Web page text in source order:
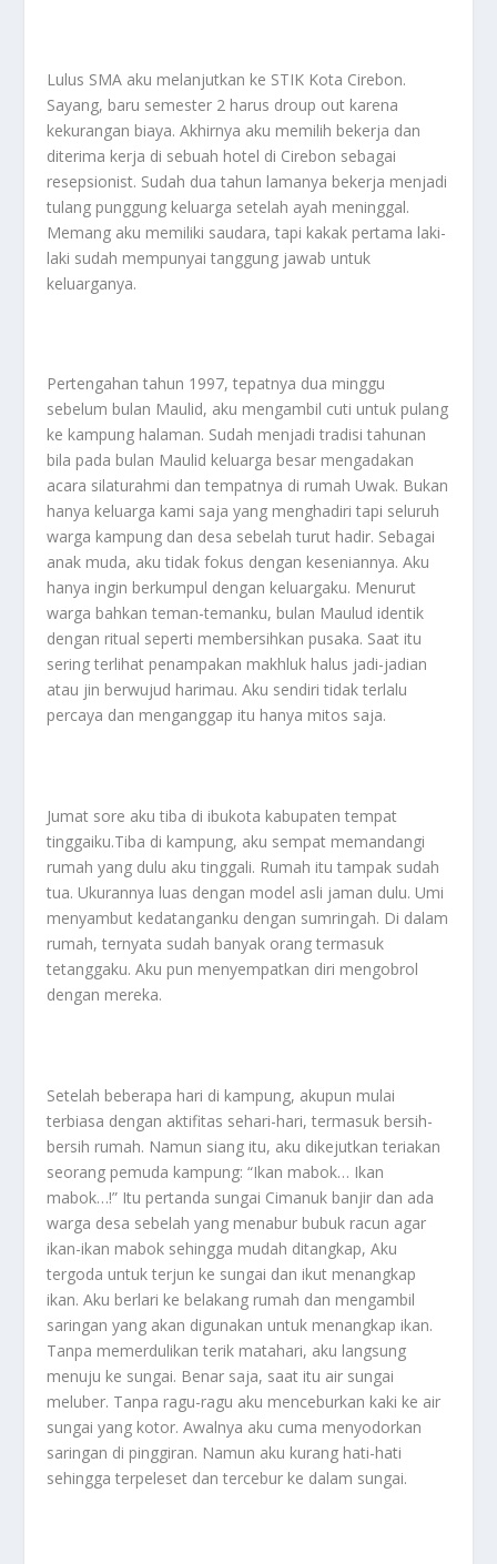
Lulus SMA aku melanjutkan ke STIK Kota Cirebon.
Sayang, baru semester 2 harus droup out karena
kekurangan biaya. Akhirnya aku memilih bekerja dan
diterima kerja di sebuah hotel di Cirebon sebagai
resepsionist. Sudah dua tahun lamanya bekerja menjadi
tulang punggung keluarga setelah ayah meninggal.
Memang aku memiliki saudara, tapi kakak pertama laki-
laki sudah mempunyai tanggung jawab untuk
keluarganya.
Pertengahan tahun 1997, tepatnya dua minggu
sebelum bulan Maulid, aku mengambil cuti untuk pulang
ke kampung halaman. Sudah menjadi tradisi tahunan
bila pada bulan Maulid keluarga besar mengadakan
acara silaturahmi dan tempatnya di rumah Uwak. Bukan
hanya keluarga kami saja yang menghadiri tapi seluruh
warga kampung dan desa sebelah turut hadir. Sebagai
anak muda, aku tidak fokus dengan keseniannya. Aku
hanya ingin berkumpul dengan keluargaku. Menurut
warga bahkan teman-temanku, bulan Maulud identik
dengan ritual seperti membersihkan pusaka. Saat itu
sering terlihat penampakan makhluk halus jadi-jadian
atau jin berwujud harimau. Aku sendiri tidak terlalu
percaya dan menganggap itu hanya mitos saja.
Jumat sore aku tiba di ibukota kabupaten tempat
tinggaiku.Tiba di kampung, aku sempat memandangi
rumah yang dulu aku tinggali. Rumah itu tampak sudah
tua. Ukurannya luas dengan model asli jaman dulu. Umi
menyambut kedatanganku dengan sumringah. Di dalam
rumah, ternyata sudah banyak orang termasuk
tetanggaku. Aku pun menyempatkan diri mengobrol
dengan mereka.
Setelah beberapa hari di kampung, akupun mulai
terbiasa dengan aktifitas sehari-hari, termasuk bersih-
bersih rumah. Namun siang itu, aku dikejutkan teriakan
seorang pemuda kampung: “Ikan mabok… Ikan
mabok…!” Itu pertanda sungai Cimanuk banjir dan ada
warga desa sebelah yang menabur bubuk racun agar
ikan-ikan mabok sehingga mudah ditangkap, Aku
tergoda untuk terjun ke sungai dan ikut menangkap
ikan. Aku berlari ke belakang rumah dan mengambil
saringan yang akan digunakan untuk menangkap ikan.
Tanpa memerdulikan terik matahari, aku langsung
menuju ke sungai. Benar saja, saat itu air sungai
meluber. Tanpa ragu-ragu aku menceburkan kaki ke air
sungai yang kotor. Awalnya aku cuma menyodorkan
saringan di pinggiran. Namun aku kurang hati-hati
sehingga terpeleset dan tercebur ke dalam sungai.